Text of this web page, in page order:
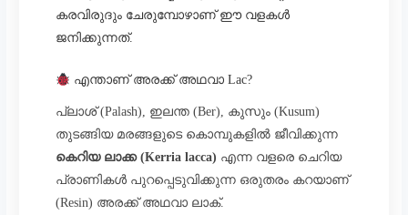
കരവിരുദും ചേരുമ്പോഴാണ് ഈ വളകൾ
ജനിക്കുന്നത്.
എന്താണ് അരക്ക് അഥവാ Lac?
പ്ലാശ് (Palash), ഇലന്ത (Ber), കുസും (Kusum)
തുടങ്ങിയ മരങ്ങളുടെ കൊമ്പുകളിൽ ജീവിക്കുന്ന
കെറിയ ലാക്ക (Kerria lacca) എന്ന വളരെ ചെറിയ
പ്രാണികൾ പുറപ്പെടുവിക്കുന്ന ഒരുതരം കറയാണ്
(Resin) അരക്ക് അഥവാ ലാക്.